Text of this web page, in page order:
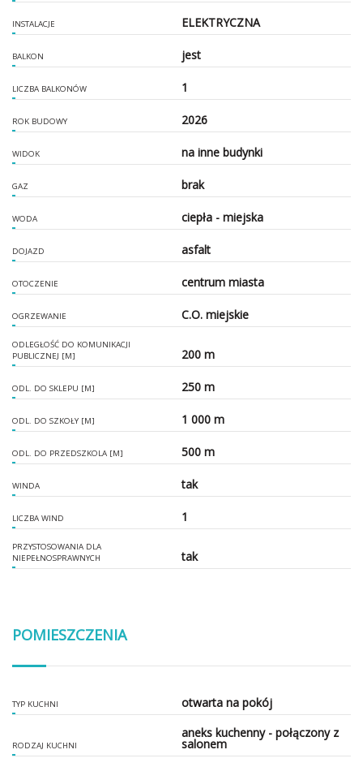
INSTALACJE ELEKTRYCZNA
BALKON jest
LICZBA BALKONÓW 1
ROK BUDOWY 2026
WIDOK na inne budynki
GAZ brak
WODA ciepła - miejska
DOJAZD asfalt
OTOCZENIE centrum miasta
OGRZEWANIE C.O. miejskie
ODLEGŁOŚĆ DO KOMUNIKACJI
PUBLICZNEJ [M]
200 m
ODL. DO SKLEPU [M] 250 m
ODL. DO SZKOŁY [M] 1 000 m
ODL. DO PRZEDSZKOLA [M] 500 m
WINDA tak
LICZBA WIND 1
PRZYSTOSOWANIA DLA
NIEPEŁNOSPRAWNYCH
tak
POMIESZCZENIA
TYP KUCHNI otwarta na pokój
RODZAJ KUCHNI
aneks kuchenny - połączony z
salonem